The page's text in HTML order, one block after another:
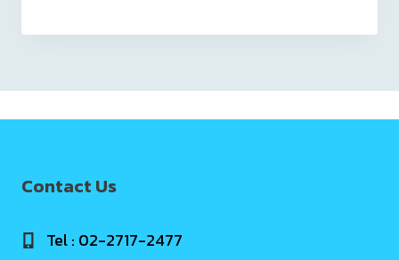
Contact Us
Tel : 02-2717-2477